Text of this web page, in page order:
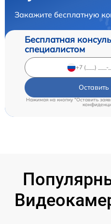
Закажите бесплатную
Бесплатная
специалистом
Нажимая на кнопку "Оставить